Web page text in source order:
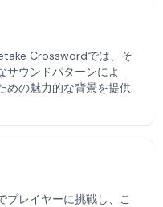
Crosswordでは、そ
サウンドパターンによ
めの魅力的な背景を提供
プレイヤーに挑戦し、こ